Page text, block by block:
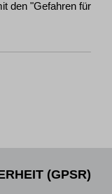
den "Gefahren für
(GPSR)